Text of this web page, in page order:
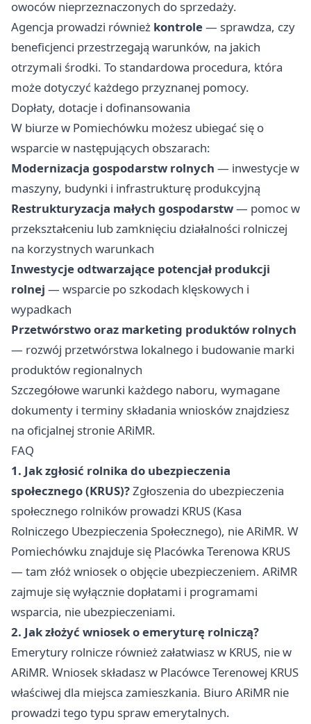
owoców nieprzeznaczonych do sprzedaży.
Agencja prowadzi również kontrole— sprawdza, czy
beneficjenci przestrzegają warunków, na jakich
otrzymali środki. To standardowa procedura, która
może dotyczyć każdego przyznanej pomocy.
Dopłaty, dotacje i dofinansowania
W biurze w Pomiechówku możesz ubiegać się o
wsparcie w następujących obszarach:
Modernizacja gospodarstw rolnych — inwestycje w
maszyny, budynki i infrastrukturę produkcyjną
Restrukturyzacja małych gospodarstw— pomoc w
przekształceniu lub zamknięciu działalności rolniczej
na korzystnych warunkach
Inwestycje odtwarzające potencjał produkcji
rolnej — wsparcie po szkodach klęskowych i
wypadkach
Przetwórstwo oraz marketing produktów rolnych
— rozwój przetwórstwa lokalnego i budowanie marki
produktów regionalnych
Szczegółowe warunki każdego naboru, wymagane
dokumenty i terminy składania wniosków znajdziesz
na oficjalnej stronie ARiMR.
FAQ
1. Jak zgłosić rolnika do ubezpieczenia
społecznego (KRUS)?Zgłoszenia do ubezpieczenia
społecznego rolników prowadzi KRUS (Kasa
Rolniczego Ubezpieczenia Społecznego), nie ARiMR. W
Pomiechówku znajduje się Placówka Terenowa KRUS
— tam złóż wniosek o objęcie ubezpieczeniem. ARiMR
zajmuje się wyłącznie dopłatami i programami
wsparcia, nie ubezpieczeniami.
2. Jak złożyć wniosek o emeryturę rolniczą?
Emerytury rolnicze również załatwiasz w KRUS, nie w
ARiMR. Wniosek składasz w Placówce Terenowej KRUS
właściwej dla miejsca zamieszkania. Biuro ARiMR nie
prowadzi tego typu spraw emerytalnych.